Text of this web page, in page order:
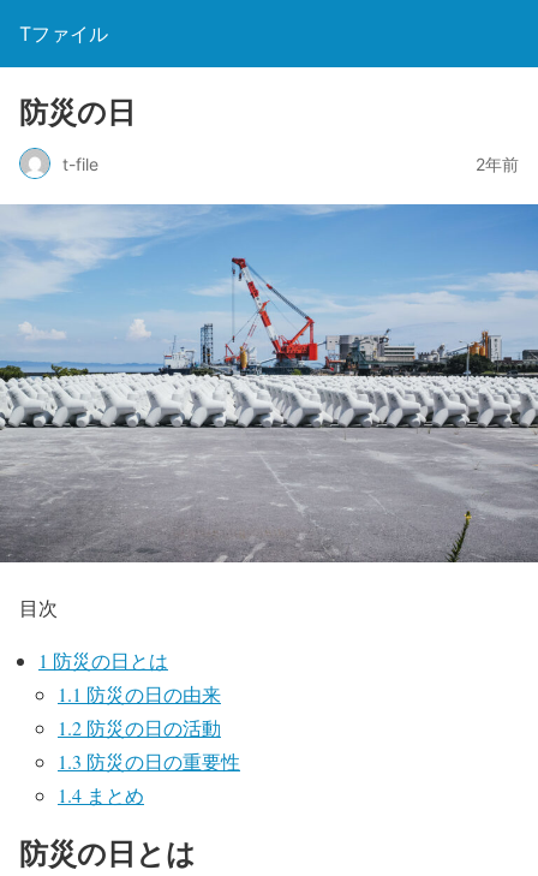
Tファイル
防災の日
t-file 2年前
目次
1 防災の日とは
1.1 防災の日の由来
1.2 防災の日の活動
1.3 防災の日の重要性
1.4 まとめ
防災の日とは